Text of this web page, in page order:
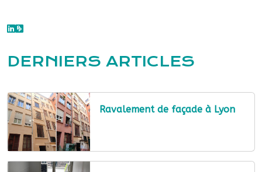
DERNIERS ARTICLES
Ravalement de façade à Lyon